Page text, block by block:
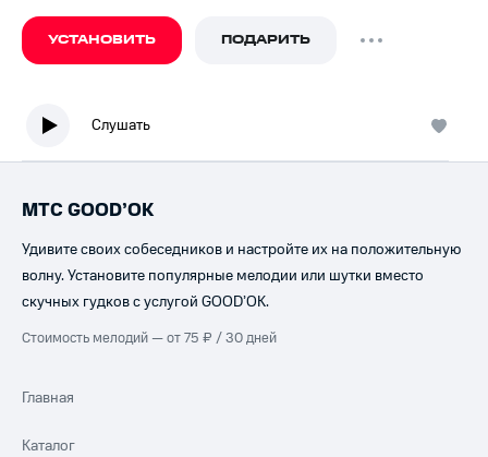
УСТАНОВИТЬ ПОДАРИТЬ
Слушать
МТС GOOD’OK
Удивите своих собеседников и настройте их на положительную
волну. Установите популярные мелодии или шутки вместо
скучных гудков с услугой GOOD’OK.
Стоимость мелодий — от 75 ₽ / 30 дней
Главная
Каталог